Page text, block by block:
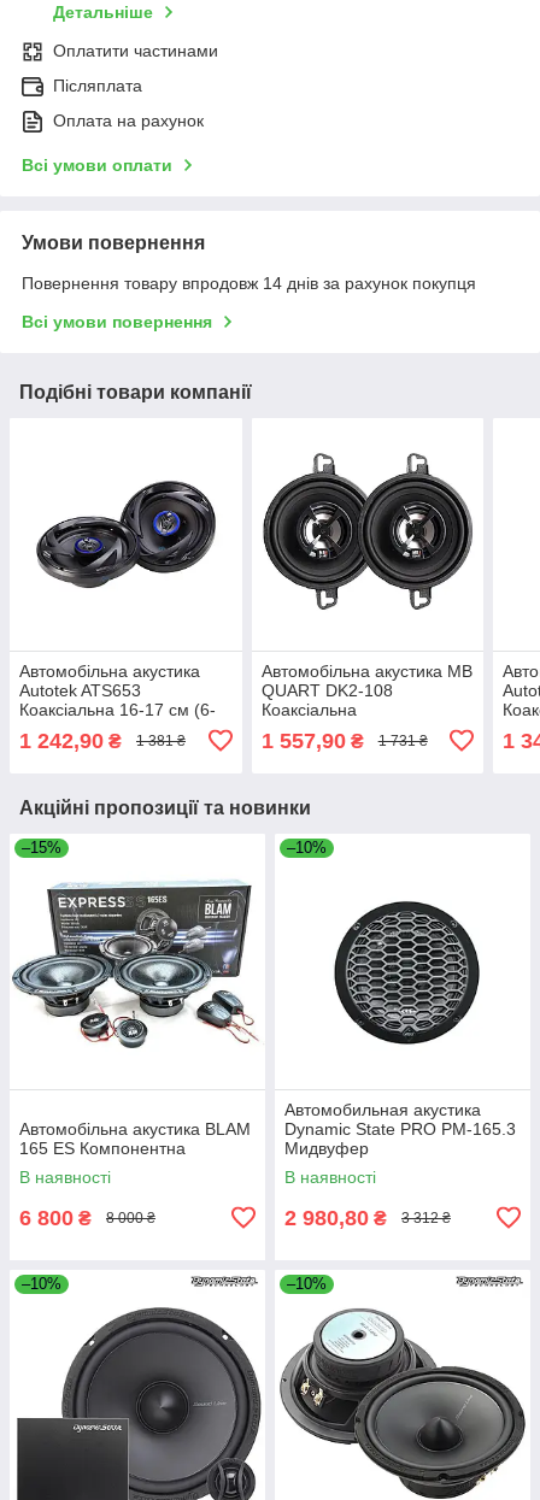
Детальніше
Оплатити частинами
Післяплата
Оплата на рахунок
Всі умови оплати
Умови повернення
Повернення товару впродовж 14 днів за рахунок покупця
Всі умови повернення
Подібні товари компанії
Автомобільна акустика
Autotek ATS653
Коаксіальна 16-17 см (6-
1 242,90 ₴ 1 381 ₴
Автомобільна акустика MB
QUART DK2-108
Коаксіальна
1 557,90₴ 1 731 ₴ 1
Акційні пропозиції та новинки
–15%
Автомобільна акустика BLAM
165 ES Компонентна
В наявності
6 800 ₴ 8 000 ₴
–10%
Автомобильная акустика
Dynamic State PRO PM-165.3
Мидвуфер
В наявності
2 980,80 ₴ 3 312 ₴
–10% –10%